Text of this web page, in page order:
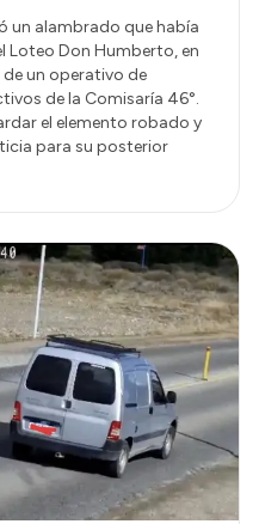
un alambrado que había
Loteo Don Humberto, en
un operativo de
de la Comisaría 46°.
el elemento robado y
para su posterior